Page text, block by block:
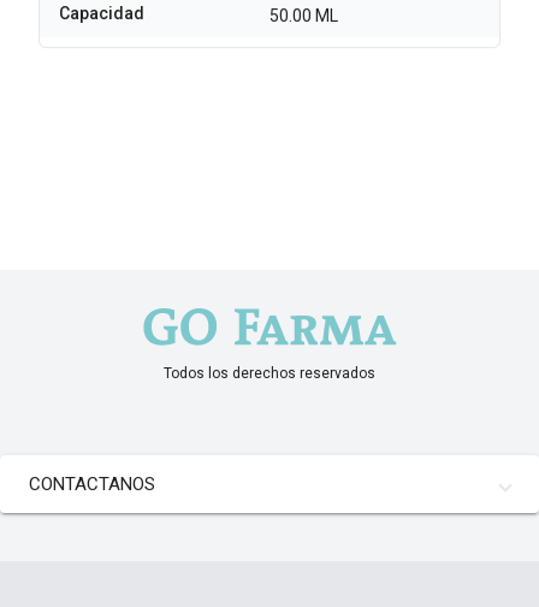
Capacidad 50.00 ML
Todos los derechos reservados
CONTACTANOS